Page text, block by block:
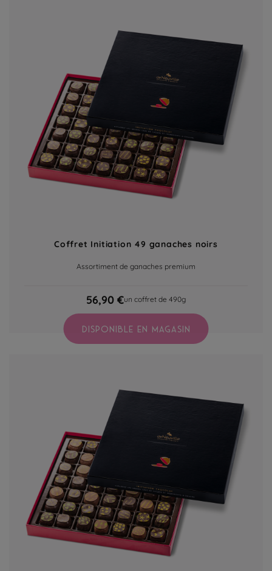
Coffret Initiation 49 ganaches noirs
Assortiment de ganaches premium
56,90 €un coffret de 490g
DISPONIBLE EN MAGASIN